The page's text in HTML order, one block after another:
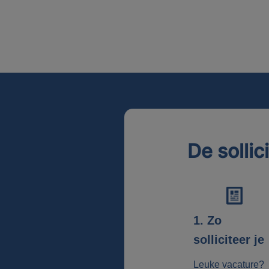
De
1. Zo
solliciteer je
Leuke vacature?